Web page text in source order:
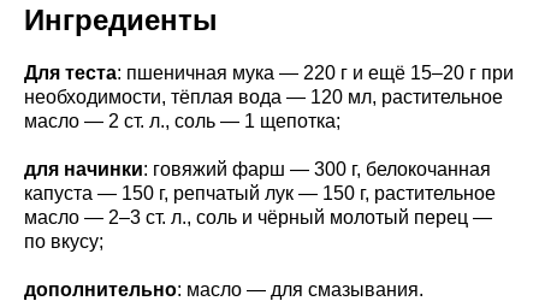
Ингредиенты
Для теста: пшеничная мука — 220 г и ещё 15–20 г при
необходимости, тёплая вода — 120 мл, растительное
масло — 2 ст. л., соль — 1 щепотка;
для начинки: говяжий фарш — 300 г, белокочанная
капуста — 150 г, репчатый лук — 150 г, растительное
масло — 2–3 ст. л., соль и чёрный молотый перец —
по вкусу;
дополнительно: масло — для смазывания.